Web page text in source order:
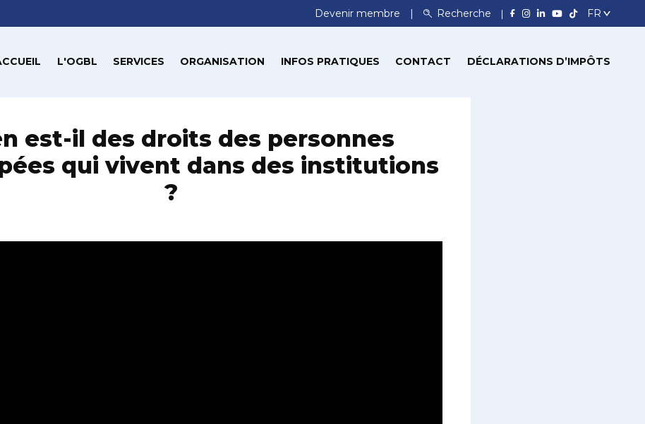
Devenir membre Recherche
L'OGBL SERVICES ORGANISATION INFOS PRATIQUES CONTACT DÉCLARATIONS D’IMPÔTS
est-il des droits des personnes
qui vivent dans des institutions
?